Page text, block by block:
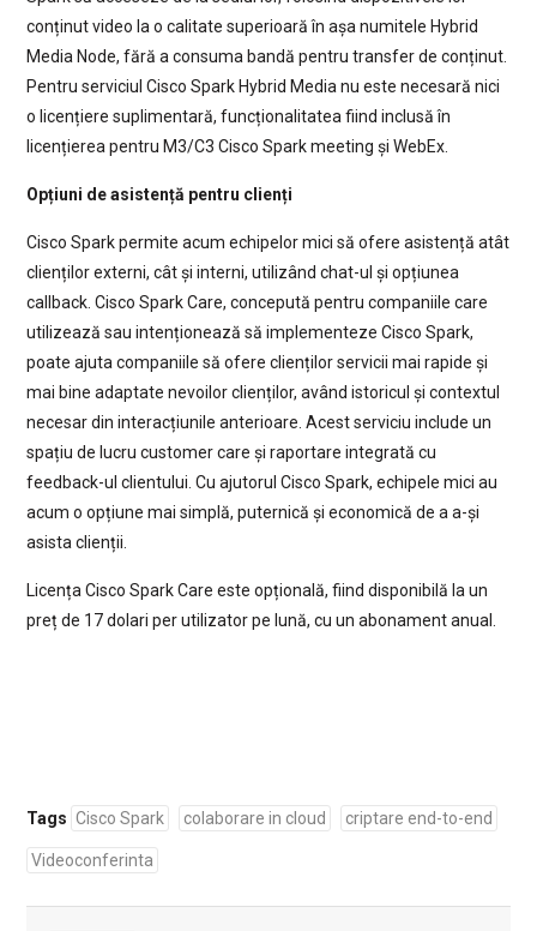
conținut video la o calitate superioară în așa numitele Hybrid
Media Node, fără a consuma bandă pentru transfer de conținut.
Pentru serviciul Cisco Spark Hybrid Media nu este necesară nici
o licențiere suplimentară, funcționalitatea fiind inclusă în
licențierea pentru M3/C3 Cisco Spark meeting și WebEx.
Opțiuni de asistență pentru clienți
Cisco Spark permite acum echipelor mici să ofere asistență atât
clienților externi, cât și interni, utilizând chat-ul și opțiunea
callback. Cisco Spark Care, concepută pentru companiile care
utilizează sau intenționează să implementeze Cisco Spark,
poate ajuta companiile să ofere clienților servicii mai rapide și
mai bine adaptate nevoilor clienților, având istoricul și contextul
necesar din interacțiunile anterioare. Acest serviciu include un
spațiu de lucru customer care și raportare integrată cu
feedback-ul clientului. Cu ajutorul Cisco Spark, echipele mici au
acum o opțiune mai simplă, puternică și economică de a a-și
asista clienții.
Licența Cisco Spark Care este opțională, fiind disponibilă la un
preț de 17 dolari per utilizator pe lună, cu un abonament anual.
Tags Cisco Spark colaborare in cloud criptare end-to-end
Videoconferinta